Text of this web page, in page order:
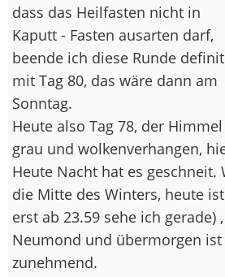
dass das Heilfasten nicht in
Kaputt - Fasten ausarten darf,
beende ich diese Runde
mit Tag 80, das wäre dann am
Sonntag.
Heute also Tag 78, der
grau und wolkenverhangen,
Heute Nacht hat es geschneit.
die Mitte des Winters, heute
erst ab 23.59 sehe ich gerade)
Neumond und übermorgen
zunehmend.